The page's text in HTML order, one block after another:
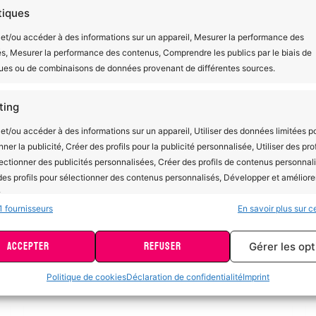
ou accéder à des informations sur un appareil, Mesurer la performance des
Mesurer la performance des contenus, Comprendre les publics par le biais de
ou de combinaisons de données provenant de différentes sources.
ou accéder à des informations sur un appareil, Utiliser des données limitées
la publicité, Créer des profils pour la publicité personnalisée, Utiliser des
des publicités personnalisées, Créer des profils de contenus
profils pour sélectionner des contenus personnalisés, Développer et
correspondance et combiner des données à partir d’autres sources
Relier différents appareils, Identifier les appareils en fonction des
fournisseurs En savoir plus sur
ACCEPTER REFUSER Gérer les
Politique de cookiesDéclaration de confidentialitéImprint
et livré dans un emballage zéro plastique, est
Bleu, Vert